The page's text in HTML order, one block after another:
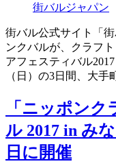
街バルジャパン
街バル公式サイト「
ンクバルが、クラフ
アフェスティバル
（日）の3日間、大手
「ニッポン
ル 2017 in み
日に開催